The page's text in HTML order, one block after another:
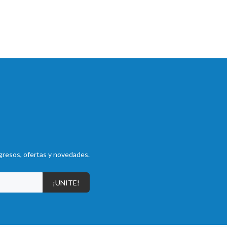
ofertas y novedades.
¡UNITE!